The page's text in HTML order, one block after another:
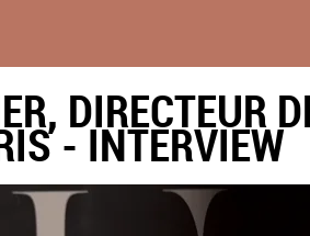
DIRECTEUR
- INTERVIEW